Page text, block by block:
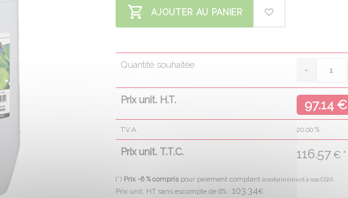
AJOUTER AU PANIER
Quantité souhaitée
Prix unit. H.T. 97.14 €
T.V.A. 20.00 %
Prix unit. T.T.C. 116.57 € *
(*) Prix -6 % compris pour paiement comptant (conformément à nos CGV)
Prix unit. HT sans escompte de 6% : 103.34€